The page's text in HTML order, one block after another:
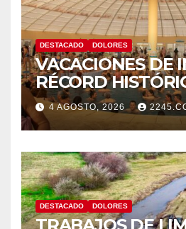
DESTACADO DOLORES
VACACIONES DE
RÉCORD
VISITANTES Y
EN EL PARQUE
DOLORES
4 AGOSTO, 2026
DESTACADO DOLORES